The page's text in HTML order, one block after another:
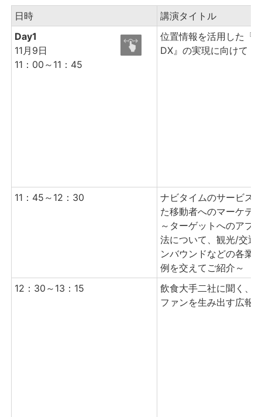
日時
講演タイトル
Day1
11月9日
11：00～11：45
位置情報を活用した『
DX』の実現に向けて
11：45～12：30
ナビタイムのサービス
た移動者へのマーケテ
～ターゲットへのアプ
法について、観光/交通
ンバウンドなどの各業
例を交えてご紹介～
12：30～13：15
飲食大手二社に聞く、
ファンを生み出す広報